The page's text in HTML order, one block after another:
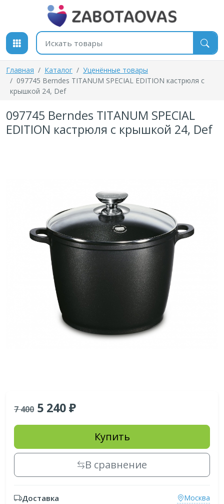
К содержимому
Поиск товаров
Главная Каталог
Уценённые товары
097745 Berndes TITANUM SPECIAL EDITION кастрюля с
крышкой 24, Def
097745 Berndes TITANUM SPECIAL
EDITION кастрюля с крышкой 24, Def
7 400 5 240
Купить
В сравнение
Доставка Москва